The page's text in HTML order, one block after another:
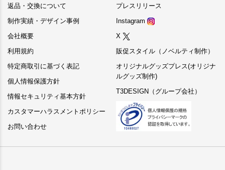
返品・交換について
制作実績・デザイン事例
会社概要
利用規約
特定商取引に基づく表記
個人情報保護方針
情報セキュリティ基本方針
カスタマーハラスメントポリシー
お問い合わせ
プレスリリース
Instagram
X
販促スタイル（ノベルティ制作）
オリジナルグッズプレス(オリジナ
ルグッズ制作)
T3DESIGN（グループ会社）